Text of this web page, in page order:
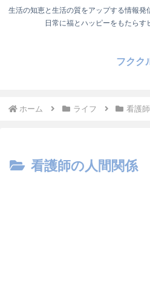
生活の知恵と生活の質をアップする情報
日常に福とハッピーをもたらす
フクク
ホーム ライフ 看護
看護師の人間関係